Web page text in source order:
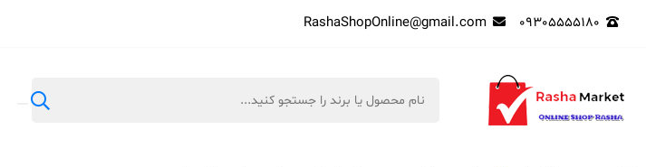
09305555180
RashaShopOnline@gmail.com